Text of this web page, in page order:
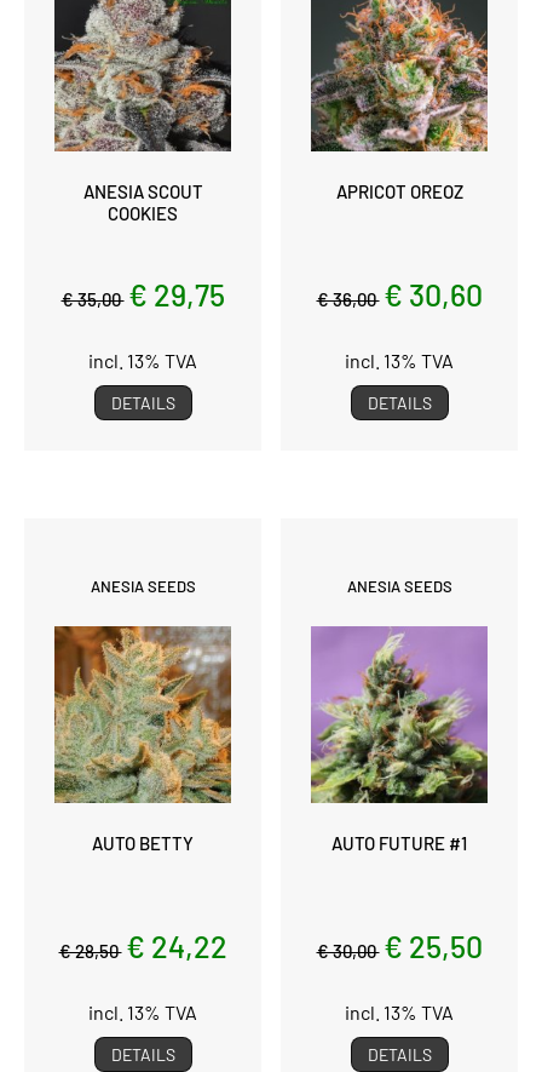
ANESIA SCOUT
COOKIES
€ 35,00 € 29,75
incl. 13% TVA
DETAILS
APRICOT OREOZ
€ 36,00 € 30,60
incl. 13% TVA
DETAILS
ANESIA SEEDS
AUTO BETTY
€ 28,50 € 24,22
incl. 13% TVA
DETAILS
ANESIA SEEDS
AUTO FUTURE #1
€ 30,00 € 25,50
incl. 13% TVA
DETAILS